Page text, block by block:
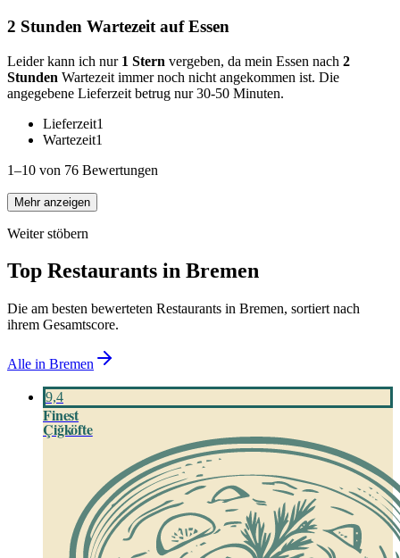
2 Stunden Wartezeit auf Essen
Leider kann ich nur 1 Stern vergeben, da mein Essen nach 2
Stunden Wartezeit immer noch nicht angekommen ist. Die
angegebene Lieferzeit betrug nur 30-50 Minuten.
Lieferzeit1
Wartezeit1
1–10 von 76 Bewertungen
Mehr anzeigen
Weiter stöbern
Top Restaurants in Bremen
Die am besten bewerteten Restaurants in Bremen, sortiert nach
ihrem Gesamtscore.
Alle in Bremen
9,4
Finest
Çiğköfte